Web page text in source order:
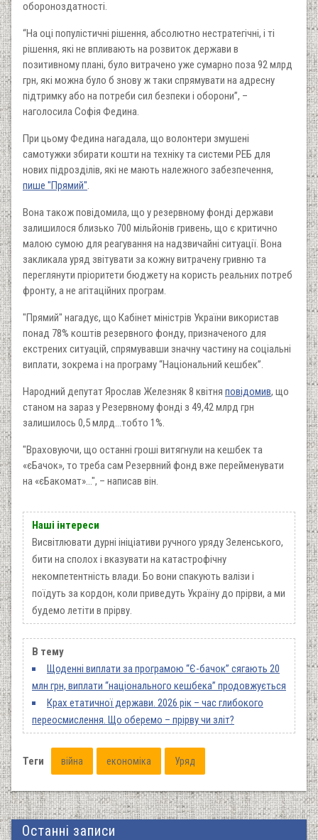
обороноздатності.
“На оці популістичні рішення, абсолютно нестратегічні, і ті
рішення, які не впливають на розвиток держави в
позитивному плані, було витрачено уже сумарно поза 92 млрд
грн, які можна було б знову ж таки спрямувати на адресну
підтримку або на потреби сил безпеки і оборони”, –
наголосила Софія Федина.
При цьому Федина нагадала, що волонтери змушені
самотужки збирати кошти на техніку та системи РЕБ для
нових підрозділів, які не мають належного забезпечення,
пише "Прямий".
Вона також повідомила, що у резервному фонді держави
залишилося близько 700 мільйонів гривень, що є критично
малою сумою для реагування на надзвичайні ситуації. Вона
закликала уряд звітувати за кожну витрачену гривню та
переглянути пріоритети бюджету на користь реальних потреб
фронту, а не агітаційних програм.
"Прямий" нагадує, що Кабінет міністрів України використав
понад 78% коштів резервного фонду, призначеного для
екстрених ситуацій, спрямувавши значну частину на соціальні
виплати, зокрема і на програму “Національний кешбек”.
Народний депутат Ярослав Железняк 8 квітня повідомив, що
станом на зараз у Резервному фонді з 49,42 млрд грн
залишилось 0,5 млрд…тобто 1%.
"Враховуючи, що останні гроші витягнули на кешбек та
«єБачок», то треба сам Резервний фонд вже перейменувати
на «єБакомат»…", – написав він.
Наші інтереси
Висвітлювати дурні ініціативи ручного уряду Зеленського,
бити на сполох і вказувати на катастрофічну
некомпетентність влади. Бо вони спакують валізи і
поїдуть за кордон, коли приведуть Україну до прірви, а ми
будемо летіти в прірву.
В тему
Щоденні виплати за програмою “Є-бачок” сягають 20
млн грн, виплати “національного кешбека” продовжується
Крах етатичної держави. 2026 рік – час глибокого
переосмислення. Що оберемо – прірву чи зліт?
Теги війна економіка Уряд
Останні записи